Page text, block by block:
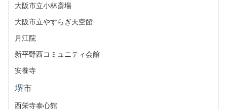
大阪市立小林斎場
大阪市立やすらぎ天空館
月江院
新平野西コミュニティ会館
安養寺
堺市
西栄寺泰心館